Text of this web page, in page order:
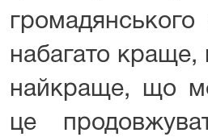
набагато
найкраще, що
це